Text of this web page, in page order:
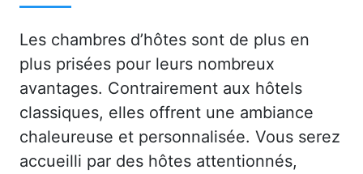
Les chambres d’hôtes sont de plus en
plus prisées pour leurs nombreux
avantages. Contrairement aux hôtels
classiques, elles offrent une ambiance
chaleureuse et personnalisée. Vous serez
accueilli par des hôtes attentionnés,